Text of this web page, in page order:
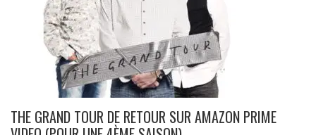
THE GRAND TOUR DE RETOUR SUR AMAZON PRIME